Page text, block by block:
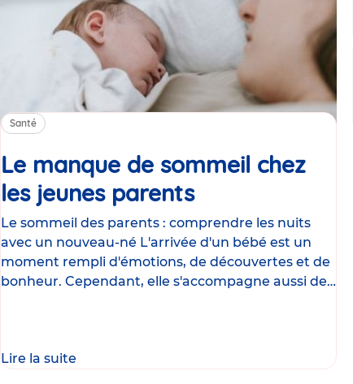
Santé
Le manque de sommeil chez
les jeunes parentsArticle
Le sommeil des parents : comprendre les nuits
avec un nouveau-né L'arrivée d'un bébé est un
moment rempli d'émotions, de découvertes et de
bonheur. Cependant, elle s'accompagne aussi de
Lire la suite